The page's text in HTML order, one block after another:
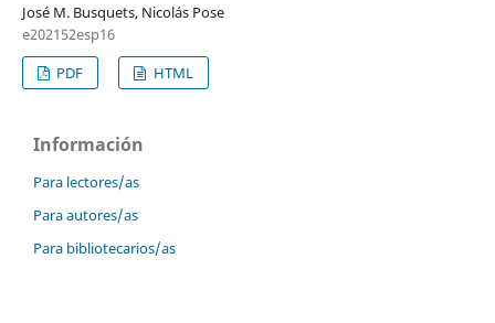
José M. Busquets, Nicolás Pose
e202152esp16
PDF
HTML
Información
Para lectores/as
Para autores/as
Para bibliotecarios/as